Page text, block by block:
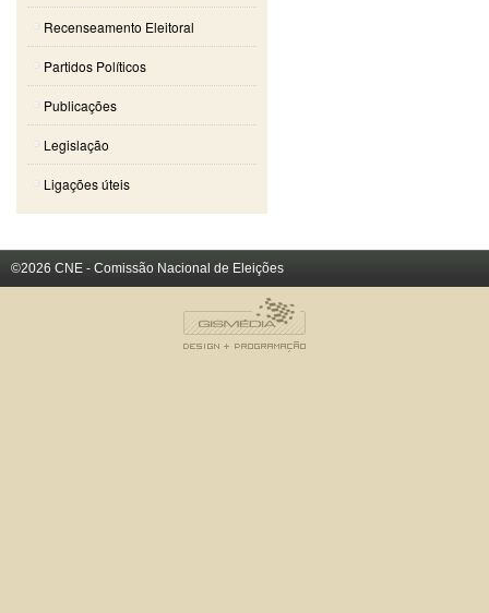
Recenseamento Eleitoral
Partidos Políticos
Publicações
Legislação
Ligações úteis
©2026 CNE - Comissão Nacional de Eleições